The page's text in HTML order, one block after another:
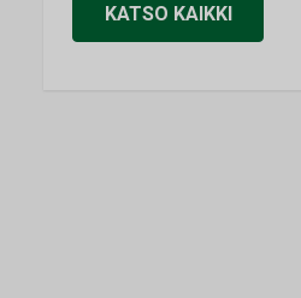
KATSO KAIKKI